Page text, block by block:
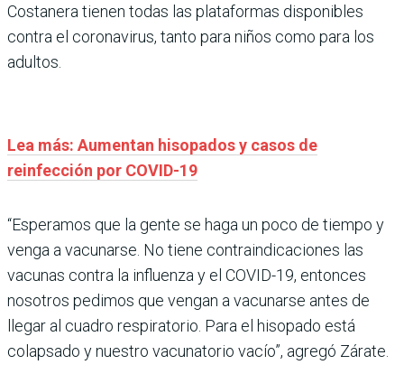
Costanera tienen todas las plataformas disponibles
contra el coronavirus, tanto para niños como para los
adultos.
Lea más: Aumentan hisopados y casos de
reinfección por COVID-19
“Esperamos que la gente se haga un poco de tiempo y
venga a vacunarse. No tiene contraindicaciones las
vacunas contra la influenza y el COVID-19, entonces
nosotros pedimos que vengan a vacunarse antes de
llegar al cuadro respiratorio. Para el hisopado está
colapsado y nuestro vacunatorio vacío”, agregó Zárate.